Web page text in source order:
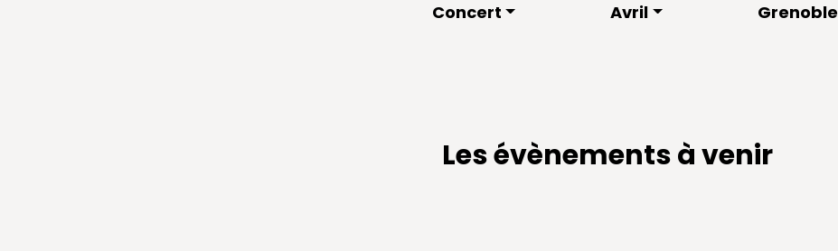
Concert Avril Grenoble
Les évènements à venir